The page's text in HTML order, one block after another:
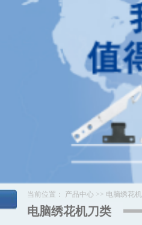
当前位置： 产品中心 >> 电脑绣花
电脑绣花机刀类